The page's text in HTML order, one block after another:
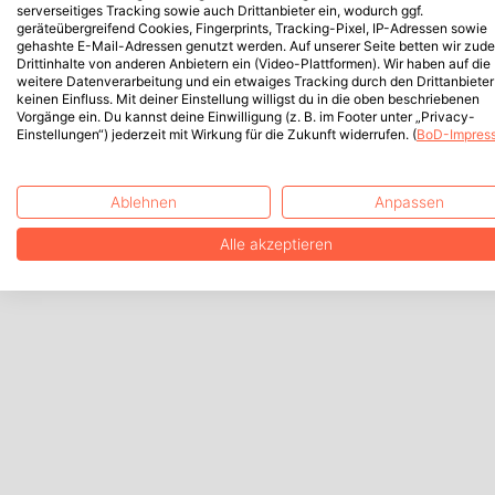
serverseitiges Tracking sowie auch Drittanbieter ein, wodurch ggf.
geräteübergreifend Cookies, Fingerprints, Tracking-Pixel, IP-Adressen sowie
gehashte E-Mail-Adressen genutzt werden. Auf unserer Seite betten wir
Drittinhalte von anderen Anbietern ein (Video-Plattformen). Wir haben auf die
weitere Datenverarbeitung und ein etwaiges Tracking durch den Drittanbieter
keinen Einfluss. Mit deiner Einstellung willigst du in die oben beschriebenen
Vorgänge ein. Du kannst deine Einwilligung (z. B. im Footer unter „Privacy-
Einstellungen“) jederzeit mit Wirkung für die Zukunft widerrufen. (BoD-
Ablehnen Anpassen
Alle akzeptieren